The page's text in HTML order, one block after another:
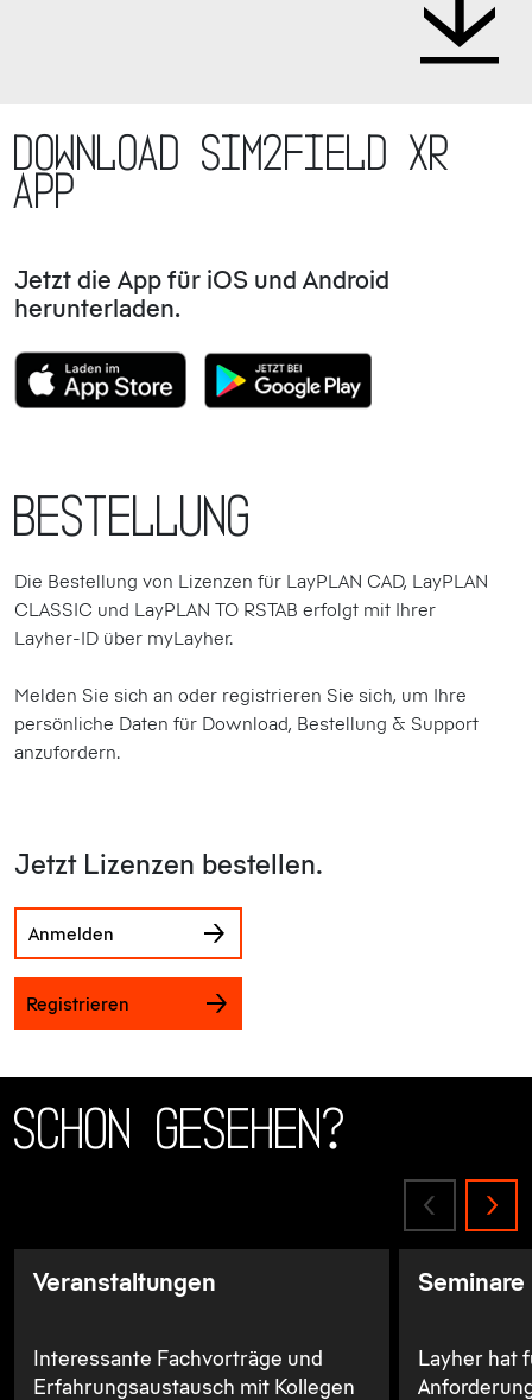
Download SIM2FIELD XR
APP
Jetzt die App für iOS und Android
herunterladen.
Bestellung
Die Bestellung von Lizenzen für LayPLAN CAD, LayPLAN
CLASSIC und LayPLAN TO RSTAB erfolgt mit Ihrer
Layher-ID über myLayher.
Melden Sie sich an oder registrieren Sie sich, um Ihre
persönliche Daten für Download, Bestellung & Support
anzufordern.
Jetzt Lizenzen bestellen.
Anmelden
Registrieren
Schon gesehen?
Veranstaltungen
Interessante Fachvorträge und
Erfahrungsaustausch mit Kollegen
Seminare
Layher hat